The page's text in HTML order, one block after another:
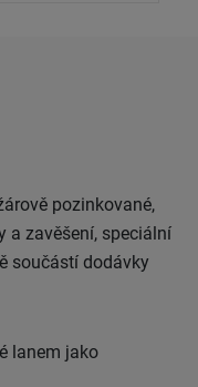
pozinkované,
a zavěšení, speciální
součástí dodávky
lanem jako